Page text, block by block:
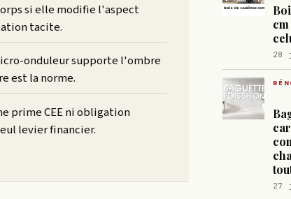
si elle modifie l'aspect
tacite.
onduleur supporte l'ombre
est la norme.
prime CEE ni obligation
levier financier.
28
27